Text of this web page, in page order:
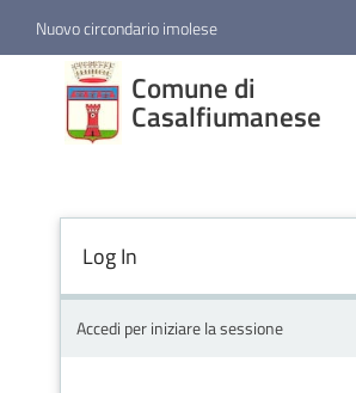
Vai al contenuto
Vai alla navigazione
Vai al footer
Nuovo circondario imolese
Comune di
Casalfiumanese
Comune di
Casalfiumanese
Amministrazione
Novità
Log In
Accedi per iniziare la sessione